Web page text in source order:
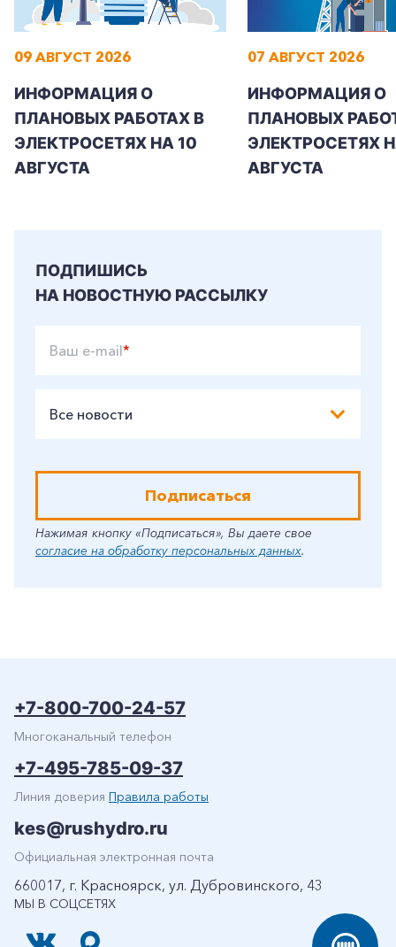
Корпоративным клиентам
09 АВГУСТ 2026
ИНФОРМАЦИЯ О
ПЛАНОВЫХ РАБОТАХ В
ЭЛЕКТРОСЕТЯХ НА 10
АВГУСТА
07 АВГУСТ 2026
ИНФОРМАЦИЯ О
ПЛАНОВЫХ
ЭЛЕКТРОСЕТЯХ
АВГУСТА
ПОДПИШИСЬ
НА НОВОСТНУЮ РАССЫЛКУ
Ваш e-mail*
Все новости
Подписаться
Нажимая кнопку «Подписаться», Вы даете свое
согласие на обработку персональных данных.
МЫ В СОЦСЕТЯХ
+7-800-700-24-57
Многоканальный телефон
+7-495-785-09-37
Линия доверия Правила работы
kes@rushydro.ru
Официальная электронная почта
660017, г. Красноярск, ул. Дубровинского, 43